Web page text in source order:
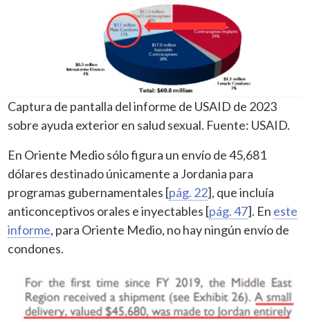
Captura de pantalla del informe de USAID de 2023
sobre ayuda exterior en salud sexual. Fuente: USAID.
En Oriente Medio sólo figura un envío de 45,681
dólares destinado únicamente a Jordania para
programas gubernamentales [pág. 22], que incluía
anticonceptivos orales e inyectables [pág. 47]. En este
informe, para Oriente Medio, no hay ningún envío de
condones.